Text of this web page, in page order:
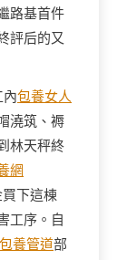
路基首件
評后的又
內包養女人
澆筑、褥
林天秤終
網
下這棟
工序。自
包養管道部